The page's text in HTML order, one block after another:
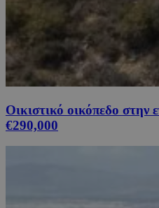
Οικιστικό οικόπεδο στην
€290,000